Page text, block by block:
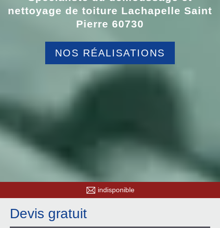
nettoyage de toiture Lachapelle Saint
Pierre 60730
NOS RÉALISATIONS
indisponible
Devis gratuit